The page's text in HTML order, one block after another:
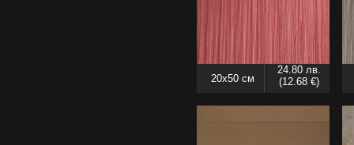
20x50 см
24.80 лв.
(12.68 €)